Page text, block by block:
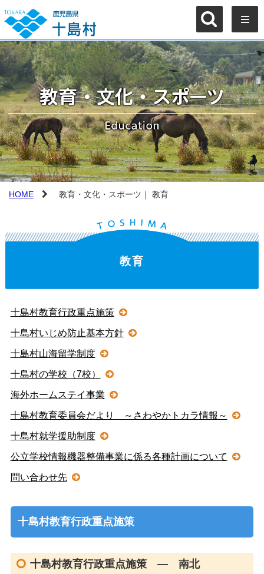
HOME 教育・文化・スポーツ｜ 教育
教育
十島村教育行政重点施策
十島村いじめ防止基本方針
十島村山海留学制度
十島村の学校（7校）
海外ホームステイ事業
十島村教育委員会だより ～さわやかトカラ情報～
十島村就学援助制度
公立学校情報機器整備事業に係る各種計画について
問い合わせ先
十島村教育行政重点施策
十島村教育行政重点施策 ― 南北